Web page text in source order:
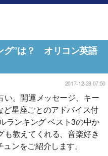
グ”は？ オリコン英語
2017-12-28 07:50
。開運メッセージ、キー
星座ごとのアドバイス付
ランキング ベスト3の中か
も教えてくれる、音楽好き
ンをご紹介します。